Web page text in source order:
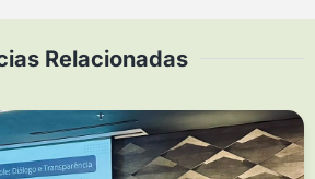
Relacionadas